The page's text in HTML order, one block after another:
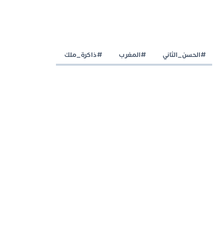
#الحسن_الثاني #المغرب #ذاكرة_ملك